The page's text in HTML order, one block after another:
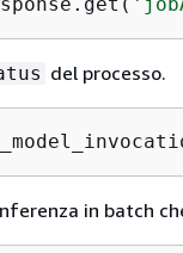
del processo.
in batch